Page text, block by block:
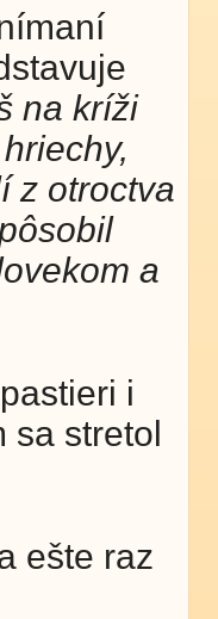
na kríži
z otroctva
a
i
sa stretol
ešte raz